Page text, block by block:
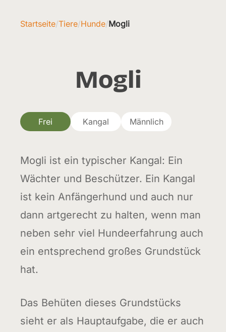
Startseite/Tiere/Hunde/Mogli
Mogli
Frei Kangal Männlich
Mogli ist ein typischer Kangal: Ein
Wächter und Beschützer. Ein Kangal
ist kein Anfängerhund und auch nur
dann artgerecht zu halten, wenn man
neben sehr viel Hundeerfahrung auch
ein entsprechend großes Grundstück
hat.
Das Behüten dieses Grundstücks
sieht er als Hauptaufgabe, die er auch